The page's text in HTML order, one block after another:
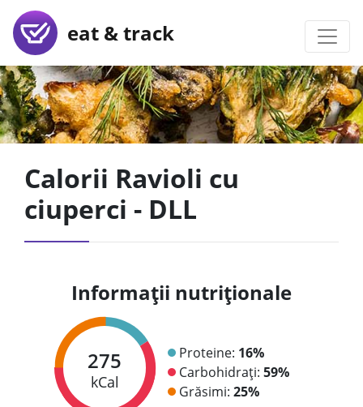
eat & track
Calorii Ravioli cu
ciuperci - DLL
Informații nutriționale
275
kCal
Proteine: 16%
Carbohidrați: 59%
Grăsimi: 25%